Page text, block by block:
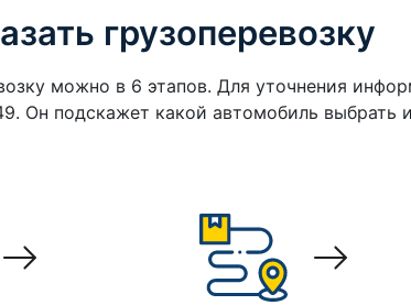
грузоперевозку
можно в 6 этапов. Для уточнения
Он подскажет какой автомобиль выбрать